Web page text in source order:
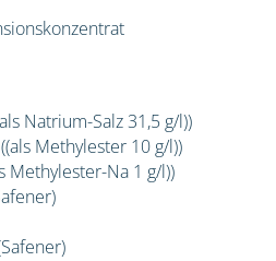
Natrium-Salz 31,5 g/l))
Methylester 10 g/l))
Methylester-Na 1 g/l))